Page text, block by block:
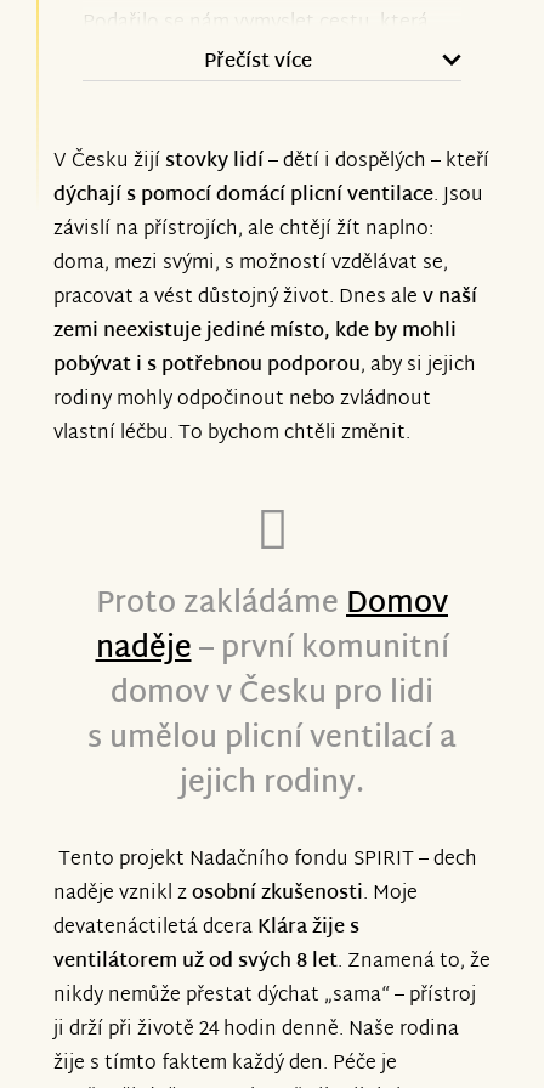
architektů. Po letech plánování a hledání
se projekt poprvé stává viditelným ve
fyzickém prostoru.
Tohle všechno jsme mohli dělat i díky
vám. Vaše podpora nám dala čas, prostor
a důkaz, že na tom lidem záleží.
Tady sbírka končí, ale hledání dárců a
potřeba podpory pokračuje na
darujme.cz/domovnadeje, kde budeme
moci zůstat s dárci v pravidelném
kontaktu díky newsletterům a průběžně
Vše, včetně vizualizací a aktualit,
Sledujte nás na @domovnadejenyrany na
Facebooku a Instagramu.
Děkujeme, že jste u toho byli od začátku
a doufáme, že nám zůstanete věrní. Moc
Podařilo se nám vymyslet cestu, která
lépe koresponduje s dlouhodobou vizí
domov v ČR pro lidi na umělé plicní
ventilaci a jejich rodin, jak je ve sbírce
zmíněno. A děláme maximum pro
realizaci a zefektivnění projektu.
Děkujeme za pochopení a brzy se
ozveme s konkrétními informacemi.
Přečíst více
V Česku žijístovky lidí– dětí i dospělých – kteří
dýchají s pomocí domácí plicní ventilace. Jsou
závislí na přístrojích, ale chtějí žít naplno:
doma, mezi svými, s možností vzdělávat se,
pracovat a vést důstojný život. Dnes alev naší
zemi neexistuje jediné místo, kde by mohli
pobývat i s potřebnou podporou, aby si jejich
rodiny mohly odpočinout nebo zvládnout
vlastní léčbu. To bychom chtěli změnit.
Proto zakládámeDomov
naděje– první komunitní
domov v Česku pro lidi
s umělou plicní ventilací a
jejich rodiny.
Tento projekt Nadačního fondu SPIRIT – dech
naděje vznikl zosobní zkušenosti. Moje
devatenáctiletá dceraKlára žije s
ventilátorem už od svých 8 let. Znamená to, že
nikdy nemůže přestat dýchat „sama“ – přístroj
ji drží při životě 24 hodin denně. Naše rodina
žije s tímto faktem každý den. Péče je